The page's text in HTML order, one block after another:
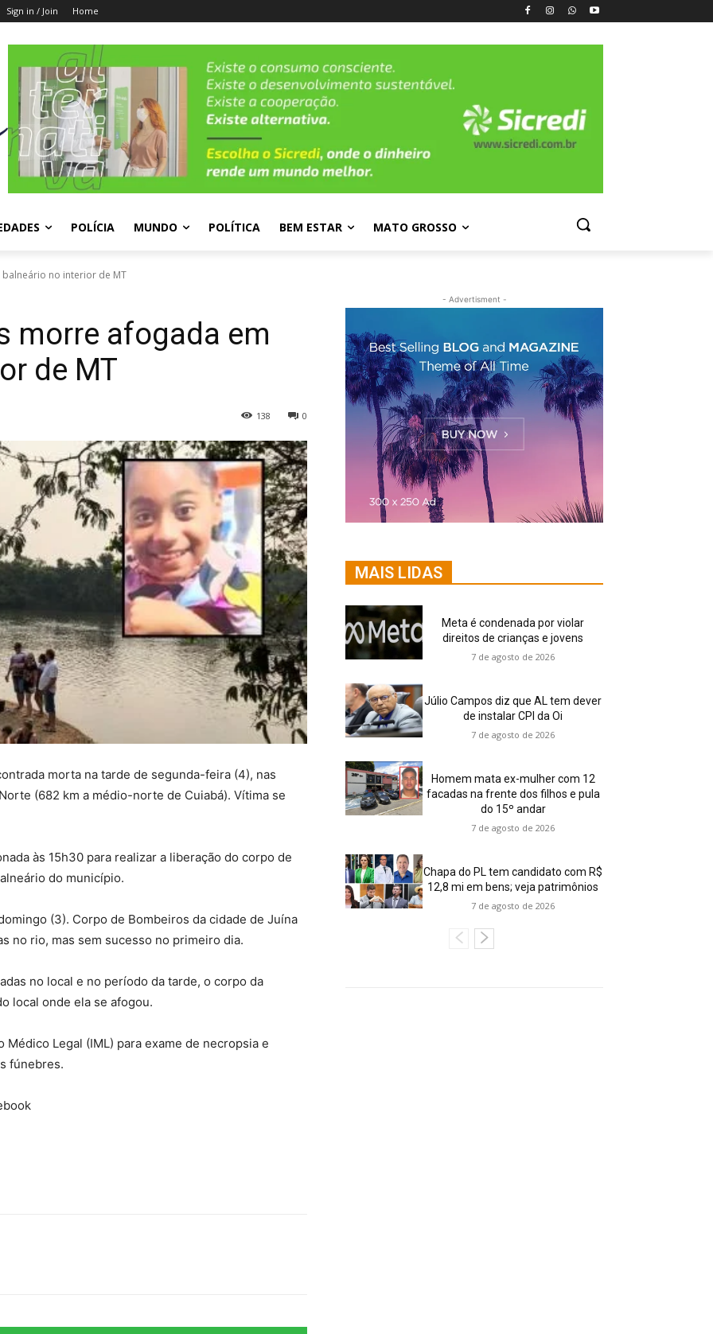
Sign in / Join Home
POLÍCIA MUNDO POLÍTICA BEM ESTAR MATO GROSSO
no interior de MT
morre afogada em
de MT
0
138
morta na tarde de segunda-feira (4), nas
(682 km a médio-norte de Cuiabá). Vítima se
às 15h30 para realizar a liberação do corpo de
do município.
(3). Corpo de Bombeiros da cidade de Juína
no rio, mas sem sucesso no primeiro dia.
no local e no período da tarde, o corpo da
local onde ela se afogou.
Legal (IML) para exame de necropsia e
fúnebres.
- Advertisment -
MAIS LIDAS
Meta é condenada por violar
direitos de crianças e jovens
7 de agosto de 2026
Júlio Campos diz que AL tem dever
de instalar CPI da Oi
7 de agosto de 2026
Homem mata ex-mulher com 12
facadas na frente dos filhos e pula
do 15º andar
7 de agosto de 2026
Chapa do PL tem candidato com R$
12,8 mi em bens; veja patrimônios
7 de agosto de 2026